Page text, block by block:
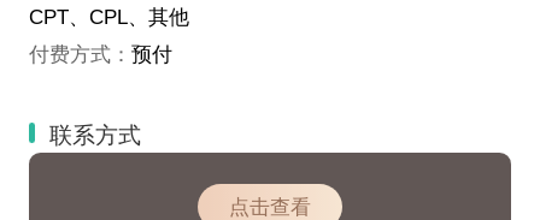
CPT、CPL、其他
付费方式： 预付
联系方式
点击查看